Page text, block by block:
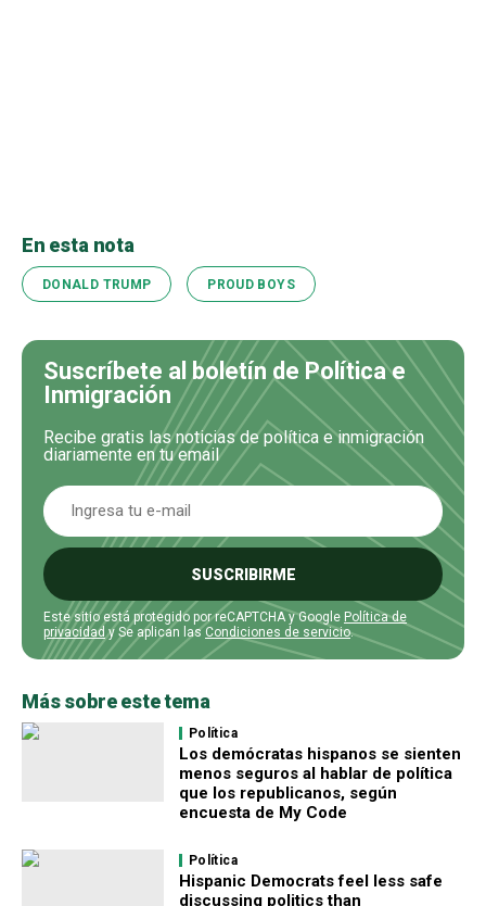
En esta nota
DONALD TRUMP PROUD BOYS
Suscríbete al boletín de Política e
Inmigración
Recibe gratis las noticias de política e inmigración
diariamente en tu email
SUSCRIBIRME
Este sitio está protegido por reCAPTCHA y Google Política de
privacidad y Se aplican lasCondiciones de servicio.
Más sobre este tema
Política
Los demócratas hispanos se sienten
menos seguros al hablar de política
que los republicanos, según
encuesta de My Code
Política
Hispanic Democrats feel less safe
discussing politics than